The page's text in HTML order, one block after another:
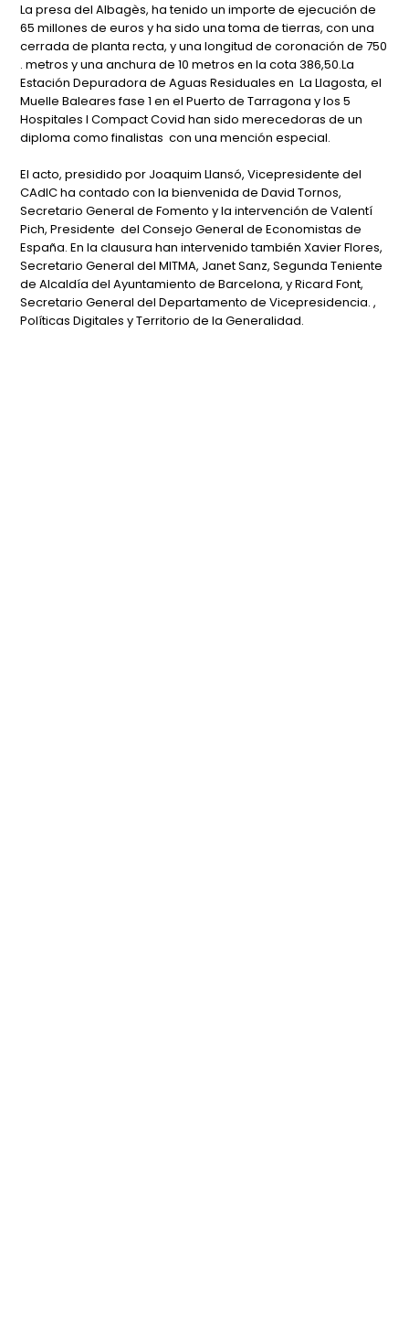
La presa del Albagès, ha tenido un importe de ejecución de
65 millones de euros y ha sido una toma de tierras, con una
cerrada de planta recta, y una longitud de coronación de 750
. metros y una anchura de 10 metros en la cota 386,50.La
Estación Depuradora de Aguas Residuales en La Llagosta, el
Muelle Baleares fase 1 en el Puerto de Tarragona y los 5
Hospitales I Compact Covid han sido merecedoras de un
diploma como finalistas con una mención especial.
El acto, presidido por Joaquim Llansó, Vicepresidente del
CAdIC ha contado con la bienvenida de David Tornos,
Secretario General de Fomento y la intervención de Valentí
Pich, Presidente del Consejo General de Economistas de
España. En la clausura han intervenido también Xavier Flores,
Secretario General del MITMA, Janet Sanz, Segunda Teniente
de Alcaldía del Ayuntamiento de Barcelona, y Ricard Font,
Secretario General del Departamento de Vicepresidencia. ,
Políticas Digitales y Territorio de la Generalidad.